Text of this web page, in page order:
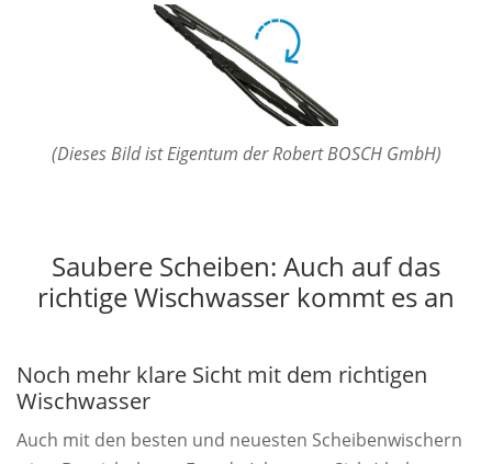
(Dieses Bild ist Eigentum der Robert BOSCH GmbH)
Saubere Scheiben: Auch auf das
richtige Wischwasser kommt es an
Noch mehr klare Sicht mit dem richtigen
Wischwasser
Auch mit den besten und neuesten Scheibenwischern